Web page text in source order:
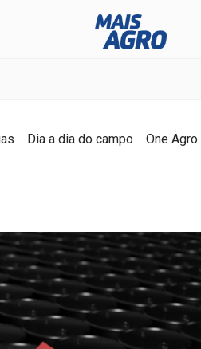
Dia a dia do campo One Agro